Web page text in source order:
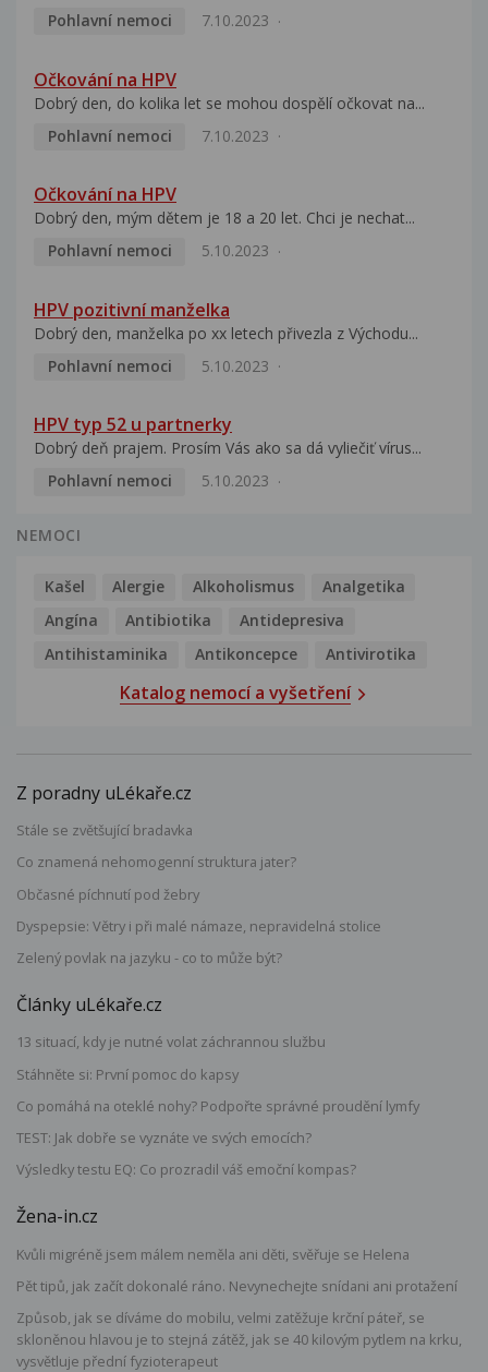
Pohlavní nemoci
7.10.2023
Očkování na HPV
Dobrý den, do kolika let se mohou dospělí očkovat na...
Pohlavní nemoci
7.10.2023
Očkování na HPV
Dobrý den, mým dětem je 18 a 20 let. Chci je nechat...
Pohlavní nemoci
5.10.2023
HPV pozitivní manželka
Dobrý den, manželka po xx letech přivezla z Východu...
Pohlavní nemoci
5.10.2023
HPV typ 52 u partnerky
Dobrý deň prajem. Prosím Vás ako sa dá vyliečiť vírus...
Pohlavní nemoci
5.10.2023
NEMOCI
Kašel Alergie Alkoholismus
Analgetika
Angína
Antibiotika
Antidepresiva
Antihistaminika
Antikoncepce Antivirotika
Katalog nemocí a vyšetření
Z poradny uLékaře.cz
Stále se zvětšující bradavka
Co znamená nehomogenní struktura jater?
Občasné píchnutí pod žebry
Dyspepsie: Větry i při malé námaze, nepravidelná stolice
Zelený povlak na jazyku - co to může být?
Články uLékaře.cz
13 situací, kdy je nutné volat záchrannou službu
Stáhněte si: První pomoc do kapsy
Co pomáhá na oteklé nohy? Podpořte správné proudění lymfy
TEST: Jak dobře se vyznáte ve svých emocích?
Výsledky testu EQ: Co prozradil váš emoční kompas?
Žena-in.cz
Kvůli migréně jsem málem neměla ani děti, svěřuje se Helena
Pět tipů, jak začít dokonalé ráno. Nevynechejte snídani ani protažení
Způsob, jak se díváme do mobilu, velmi zatěžuje krční páteř, se
skloněnou hlavou je to stejná zátěž, jak se 40 kilovým pytlem na krku,
vysvětluje přední fyzioterapeut